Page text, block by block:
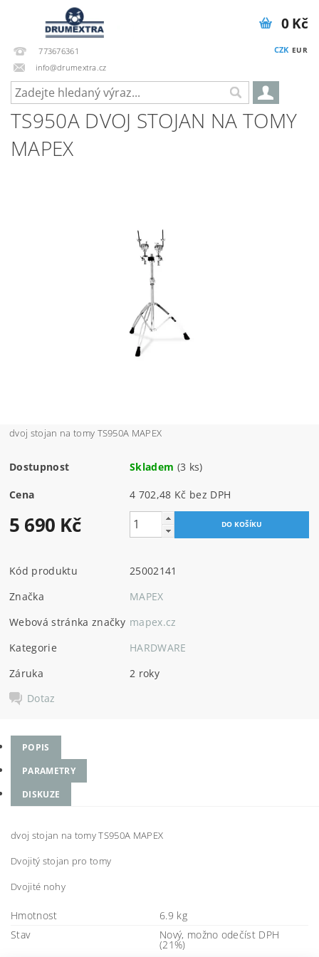
773676361
info@drumextra.cz
CZK EUR
0 Kč
TS950A DVOJ STOJAN NA TOMY
MAPEX
dvoj stojan na tomy TS950A MAPEX
Dostupnost Skladem (3 ks)
Cena 4 702,48 Kč bez DPH
5 690 Kč
Kód produktu
25002141
Značka
MAPEX
Webová stránka značky mapex.cz
Kategorie
HARDWARE
Záruka
2 roky
Dotaz
POPIS
PARAMETRY
DISKUZE
dvoj stojan na tomy TS950A MAPEX
Dvojitý stojan pro tomy
Dvojité nohy
Hmotnost
6.9 kg
Stav
Nový, možno odečíst DPH
(21%)